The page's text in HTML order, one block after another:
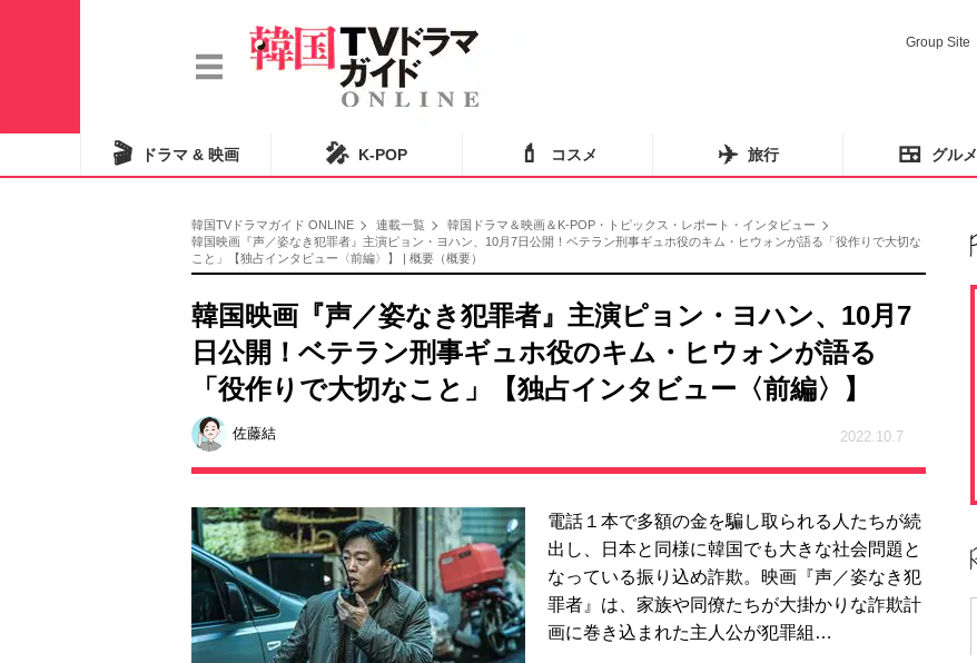
Group Site
🎬 ドラマ & 映画 🎤 K-POP 💄 コスメ ✈️ 旅行 🍱 グルメ
韓国TVドラマガイド ONLINE 連載一覧
韓国ドラマ＆映画＆K-POP・トピックス・レポート・インタビュー
韓国映画『声／姿なき犯罪者』主演ピョン・ヨハン、10月7日公開！ベテラン刑事ギュホ役のキム・ヒウォンが語る「役作りで大切な
こと」【独占インタビュー〈前編〉】 | 概要（概要）
韓国映画『声／姿なき犯罪者』主演ピョン・ヨハン、10月7
日公開！ベテラン刑事ギュホ役のキム・ヒウォンが語る
「役作りで大切なこと」【独占インタビュー〈前編〉】
佐藤結 2022.10.7
電話１本で多額の金を騙し取られる人たちが続
出し、日本と同様に韓国でも大きな社会問題と
なっている振り込め詐欺。映画『声／姿なき犯
罪者』は、家族や同僚たちが大掛かりな詐欺計
画に巻き込まれた主人公が犯罪組…